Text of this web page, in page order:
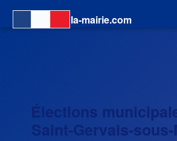
la-mairie.com
Élections
Saint-Gervais-